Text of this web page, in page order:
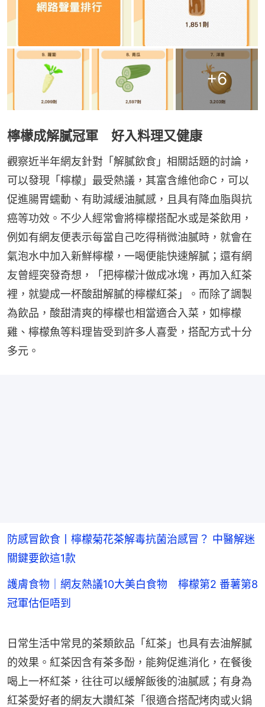
+6
檸檬成解膩冠軍 好入料理又健康
觀察近半年網友針對「解膩飲食」相關話題的討論，
可以發現「檸檬」最受熱議，其富含維他命C，可以
促進腸胃蠕動、有助減緩油膩感，且具有降血脂與抗
癌等功效。不少人經常會將檸檬搭配水或是茶飲用，
例如有網友便表示每當自己吃得稍微油膩時，就會在
氣泡水中加入新鮮檸檬，一喝便能快速解膩；還有網
友曾經突發奇想，「把檸檬汁做成冰塊，再加入紅茶
裡，就變成一杯酸甜解膩的檸檬紅茶」。而除了調製
為飲品，酸甜清爽的檸檬也相當適合入菜，如檸檬
雞、檸檬魚等料理皆受到許多人喜愛，搭配方式十分
多元。
防感冒飲食丨檸檬菊花茶解毒抗菌治感冒？ 中醫解迷
關鍵要飲這1款
護膚食物｜網友熱議10大美白食物 檸檬第2 番薯第8
冠軍估佢唔到
日常生活中常見的茶類飲品「紅茶」也具有去油解膩
的效果。紅茶因含有茶多酚，能夠促進消化，在餐後
喝上一杯紅茶，往往可以緩解飯後的油膩感；有身為
紅茶愛好者的網友大讚紅茶「很適合搭配烤肉或火鍋